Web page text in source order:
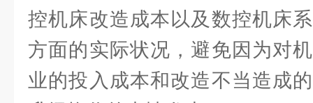
控机床改造成本以及数控机床
方面的实际状况，避免因为对
业的投入成本和改造不当造成